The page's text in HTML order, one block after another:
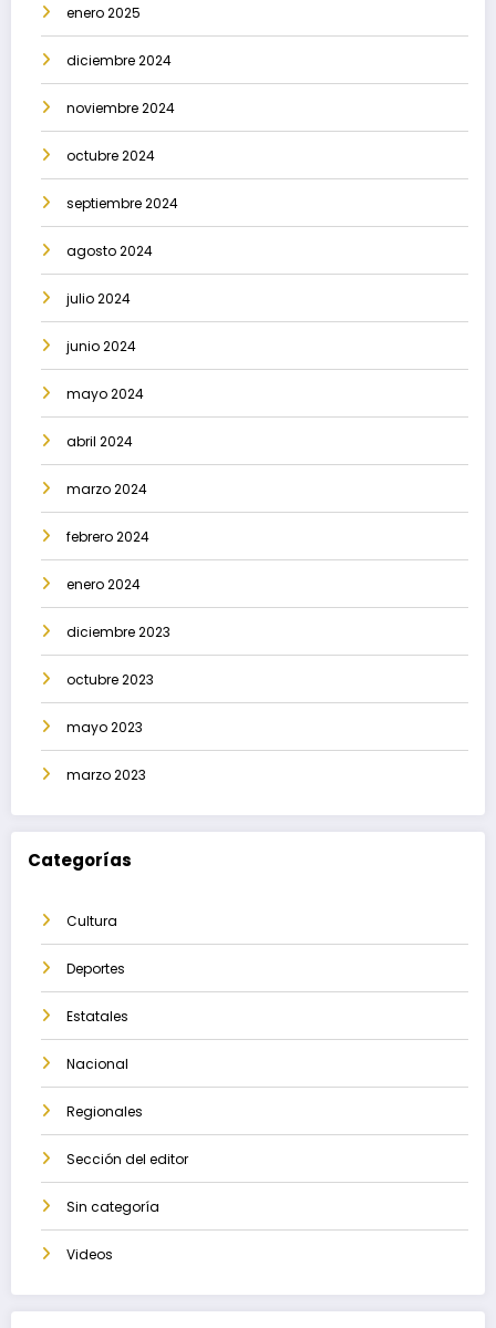
enero 2025
diciembre 2024
noviembre 2024
octubre 2024
septiembre 2024
agosto 2024
julio 2024
junio 2024
mayo 2024
abril 2024
marzo 2024
febrero 2024
enero 2024
diciembre 2023
octubre 2023
mayo 2023
marzo 2023
Categorías
Cultura
Deportes
Estatales
Nacional
Regionales
Sección del editor
Sin categoría
Videos